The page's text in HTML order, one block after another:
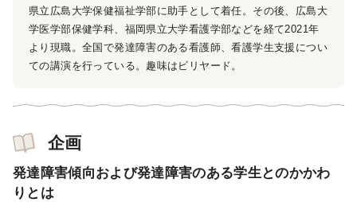
県立広島大学保健福祉学部に助手として着任。その後、広島大
学医学部保健学科、福岡県立大学看護学部などを経て2021年
より現職。全国で発達障害のある看護師、看護学生支援につい
ての講演を行っている。趣味はビリヤード。
企画
発達障害傾向および発達障害のある学生とのかかわ
りとは